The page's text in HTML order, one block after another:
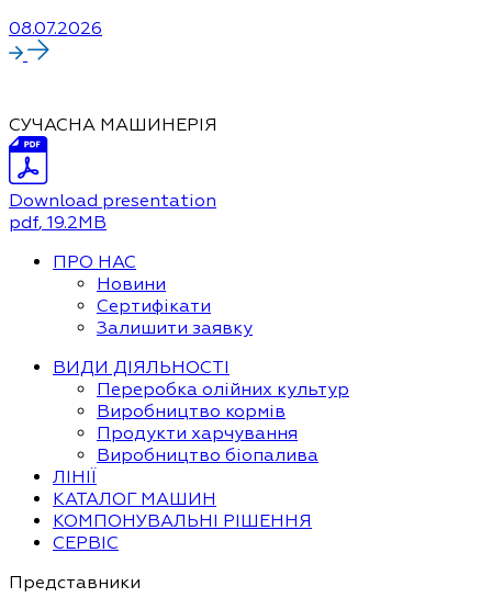
08.07.2026
СУЧАСНА МАШИНЕРІЯ
Download presentation
pdf, 19.2MB
ПРО НАС
Новини
Сертифікати
Залишити заявку
ВИДИ ДІЯЛЬНОСТІ
Переробка олійних культур
Виробництво кормів
Продукти харчування
Виробництво біопалива
ЛІНІЇ
КАТАЛОГ МАШИН
КОМПОНУВАЛЬНІ РІШЕННЯ
СЕРВІС
Представники